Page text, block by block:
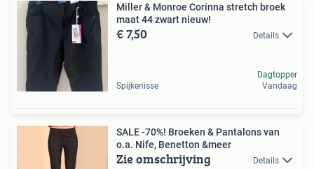
Miller & Monroe Corinna stretch broek
maat 44 zwart nieuw!
€ 7,50 Details
Spijkenisse
Dagtopper
Vandaag
SALE -70%! Broeken & Pantalons van
o.a. Nife, Benetton &meer
Zie omschrijving Details